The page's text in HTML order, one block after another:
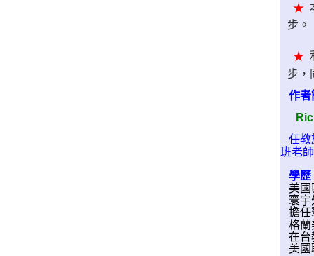
★
步。
★
步，
作者
任教
班老
學歷
美國
寰宇
擔任
格蘭
在台
美國